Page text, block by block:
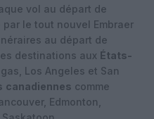
vol au départ de
le tout nouvel Embraer
au départ de
destinations aux États-
Los Angeles et San
canadiennes comme
Edmonton,